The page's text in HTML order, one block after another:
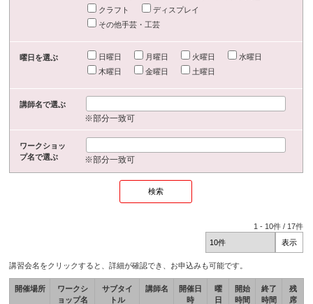
クラフト
ディスプレイ
その他手芸・工芸
曜日を選ぶ 日曜日 月曜日 火曜日
水曜日
木曜日
金曜日 土曜日
講師名で選ぶ
※部分一致可
ワークショッ
プ名で選ぶ
※部分一致可
1 - 10件 / 17件
講習会名をクリックすると、詳細が確認でき、お申込みも可能です。
開催場所
ワークシ
ョップ名
サブタイ
トル
講師名
開催日
時
曜
日
開始
時間
終了
時間
残
席